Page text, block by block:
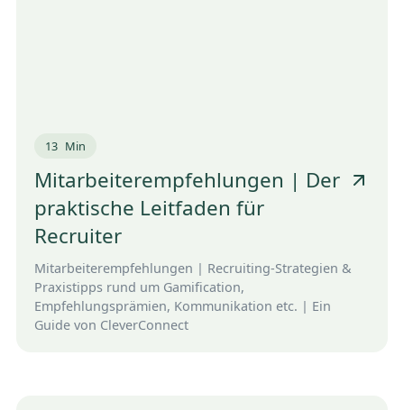
13 Min
Mitarbeiterempfehlungen | Der
praktische Leitfaden für
Recruiter
Mitarbeiterempfehlungen | Recruiting-Strategien &
Praxistipps rund um Gamification,
Empfehlungsprämien, Kommunikation etc. | Ein
Guide von CleverConnect